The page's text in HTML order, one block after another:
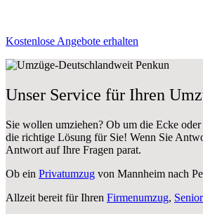
Kostenlose Angebote erhalten
Unser Service für Ihren
Sie wollen umziehen? Ob um die Ecke
die richtige Lösung für Sie! Wenn Sie
Antwort auf Ihre Fragen parat.
Ob ein Privatumzug von Mannheim nach
Allzeit bereit für Ihren Firmenumzug,